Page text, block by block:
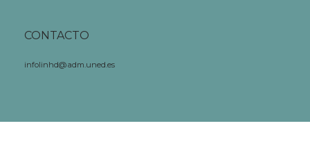
CONTACTO
infolinhd@adm.uned.es